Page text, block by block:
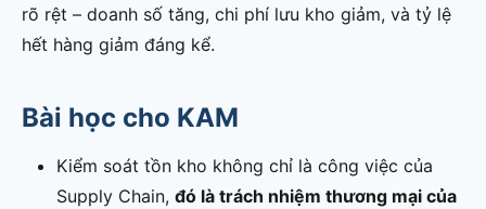
rõ rệt – doanh số tăng, chi phí lưu kho giảm, và tỷ lệ
hết hàng giảm đáng kể.
Bài học cho KAM
Kiểm soát tồn kho không chỉ là công việc của
Supply Chain, đó là trách nhiệm thương mại của